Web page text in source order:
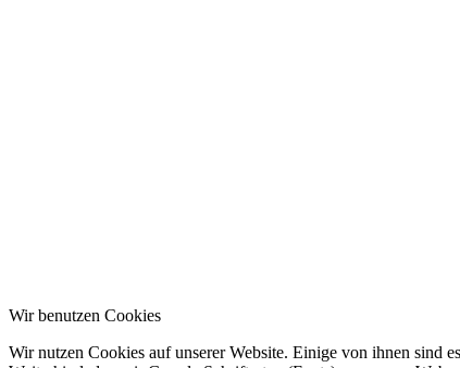
Wir benutzen Cookies
Wir nutzen Cookies auf unserer Website. Einige von ihnen sind